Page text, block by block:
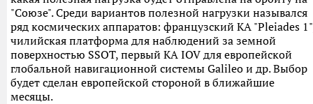
"Союзе". Среди вариантов полезной нагрузки назывался
ряд космических аппаратов: французский КА "Pleiades
чилийская платформа для наблюдений за земной
поверхностью SSOT, первый КА IOV для европейской
глобальной навигационной системы Galileo и др. Выбор
будет сделан европейской стороной в ближайшие
месяцы.